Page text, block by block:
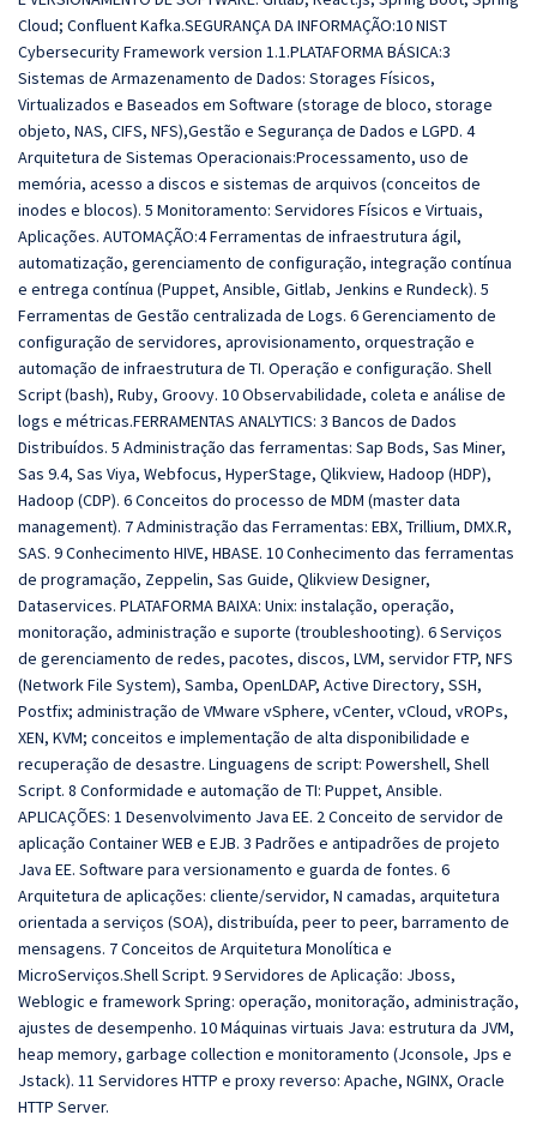
Cloud; Confluent Kafka.SEGURANÇA DA INFORMAÇÃO:10 NIST
Cybersecurity Framework version 1.1.PLATAFORMA BÁSICA:3
Sistemas de Armazenamento de Dados: Storages Físicos,
Virtualizados e Baseados em Software (storage de bloco, storage
objeto, NAS, CIFS, NFS),Gestão e Segurança de Dados e LGPD. 4
Arquitetura de Sistemas Operacionais:Processamento, uso de
memória, acesso a discos e sistemas de arquivos (conceitos de
inodes e blocos). 5 Monitoramento: Servidores Físicos e Virtuais,
Aplicações. AUTOMAÇÃO:4 Ferramentas de infraestrutura ágil,
automatização, gerenciamento de configuração, integração contínua
e entrega contínua (Puppet, Ansible, Gitlab, Jenkins e Rundeck). 5
Ferramentas de Gestão centralizada de Logs. 6 Gerenciamento de
configuração de servidores, aprovisionamento, orquestração e
automação de infraestrutura de TI. Operação e configuração. Shell
Script (bash), Ruby, Groovy. 10 Observabilidade, coleta e análise de
logs e métricas.FERRAMENTAS ANALYTICS: 3 Bancos de Dados
Distribuídos. 5 Administração das ferramentas: Sap Bods, Sas Miner,
Sas 9.4, Sas Viya, Webfocus, HyperStage, Qlikview, Hadoop (HDP),
Hadoop (CDP). 6 Conceitos do processo de MDM (master data
management). 7 Administração das Ferramentas: EBX, Trillium, DMX.R,
SAS. 9 Conhecimento HIVE, HBASE. 10 Conhecimento das ferramentas
de programação, Zeppelin, Sas Guide, Qlikview Designer,
Dataservices. PLATAFORMA BAIXA: Unix: instalação, operação,
monitoração, administração e suporte (troubleshooting). 6 Serviços
de gerenciamento de redes, pacotes, discos, LVM, servidor FTP, NFS
(Network File System), Samba, OpenLDAP, Active Directory, SSH,
Postfix; administração de VMware vSphere, vCenter, vCloud, vROPs,
XEN, KVM; conceitos e implementação de alta disponibilidade e
recuperação de desastre. Linguagens de script: Powershell, Shell
Script. 8 Conformidade e automação de TI: Puppet, Ansible.
APLICAÇÕES: 1 Desenvolvimento Java EE. 2 Conceito de servidor de
aplicação Container WEB e EJB. 3 Padrões e antipadrões de projeto
Java EE. Software para versionamento e guarda de fontes. 6
Arquitetura de aplicações: cliente/servidor, N camadas, arquitetura
orientada a serviços (SOA), distribuída, peer to peer, barramento de
mensagens. 7 Conceitos de Arquitetura Monolítica e
MicroServiços.Shell Script. 9 Servidores de Aplicação: Jboss,
Weblogic e framework Spring: operação, monitoração, administração,
ajustes de desempenho. 10 Máquinas virtuais Java: estrutura da JVM,
heap memory, garbage collection e monitoramento (Jconsole, Jps e
Jstack). 11 Servidores HTTP e proxy reverso: Apache, NGINX, Oracle
HTTP Server.